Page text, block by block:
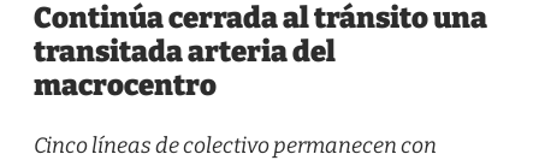
Continúa cerrada al tránsito una
transitada arteria del
macrocentro
Cinco líneas de colectivo permanecen con